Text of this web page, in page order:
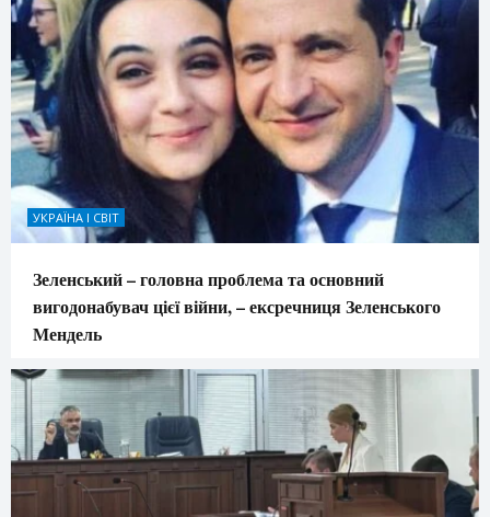
УКРАЇНА І СВІТ
Зеленський – головна проблема та основний
вигодонабувач цієї війни, – ексречниця Зеленського
Мендель